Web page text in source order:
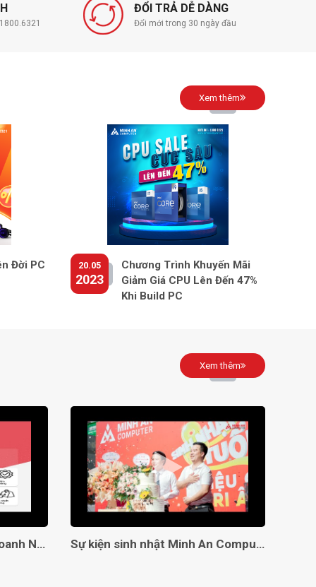
ĐỔI TRẢ DỄ DÀNG
Đổi mới trong 30 ngày đầu
Xem thêm
Đời PC 20.05
2023
Chương Trình Khuyến Mãi
Giảm Giá CPU Lên Đến 47%
Khi Build PC
Xem thêm
Giải Pháp Toàn Diện Cho Doanh Nghiệp Với Minh An Computer! Sự kiện sinh nhật Minh An Computer 8 tuổi